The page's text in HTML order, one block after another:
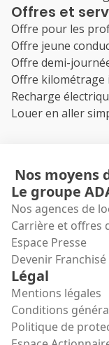
Offres et
Offre pour les
Offre jeune
Offre demi-
Offre kilométrage
Recharge
Louer en aller
Nos moyens
Le groupe
Nos agences de
Carrière et offres
Espace Presse
Devenir Franchisé
Légal
Mentions légales
Conditions
Politique de